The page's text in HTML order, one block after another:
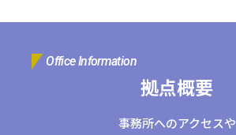
お問い合わせフォーム
Office Information
拠点概要
事務所へのアクセスや